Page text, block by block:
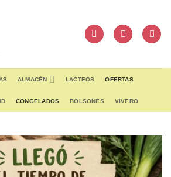
ALMACÉN LACTEOS OFERTAS
CONGELADOS BOLSONES VIVERO